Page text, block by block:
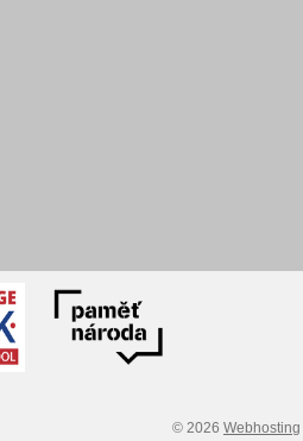
© 2026 Webhosting